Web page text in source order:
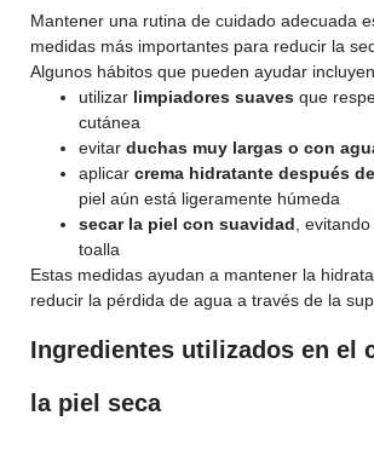
Mantener una rutina de cuidado adecuada
medidas más importantes para reducir la
Algunos hábitos que pueden ayudar
utilizar limpiadores suaves que
cutánea
evitar duchas muy largas o con
aplicar crema hidratante después
piel aún está ligeramente húmeda
secar la piel con suavidad ,
toalla
Estas medidas ayudan a mantener la
reducir la pérdida de agua a través de la
Ingredientes utilizados en el
la piel seca